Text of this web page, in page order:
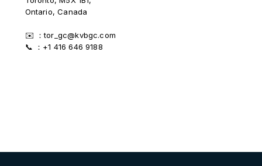
Ontario, Canada
✉️ ：tor_gc@kvbgc.com
📞 ：+1 416 646 9188